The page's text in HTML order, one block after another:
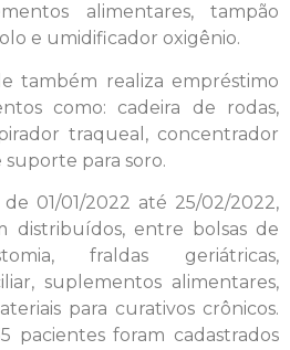
alimentares, tampão
e umidificador oxigênio.
também realiza empréstimo
como: cadeira de rodas,
traqueal, concentrador
suporte para soro.
01/01/2022 até 25/02/2022,
distribuídos, entre bolsas de
fraldas geriátricas,
suplementos alimentares,
para curativos crônicos.
pacientes foram cadastrados